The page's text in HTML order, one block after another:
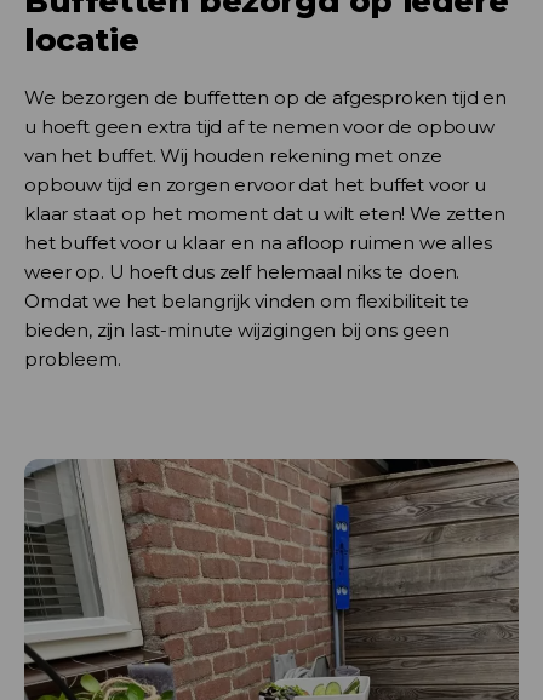
locatie
We bezorgen de buffetten op de afgesproken tijd en
u hoeft geen extra tijd af te nemen voor de opbouw
van het buffet. Wij houden rekening met onze
opbouw tijd en zorgen ervoor dat het buffet voor u
klaar staat op het moment dat u wilt eten! We zetten
het buffet voor u klaar en na afloop ruimen we alles
weer op. U hoeft dus zelf helemaal niks te doen.
Omdat we het belangrijk vinden om flexibiliteit te
bieden, zijn last-minute wijzigingen bij ons geen
probleem.